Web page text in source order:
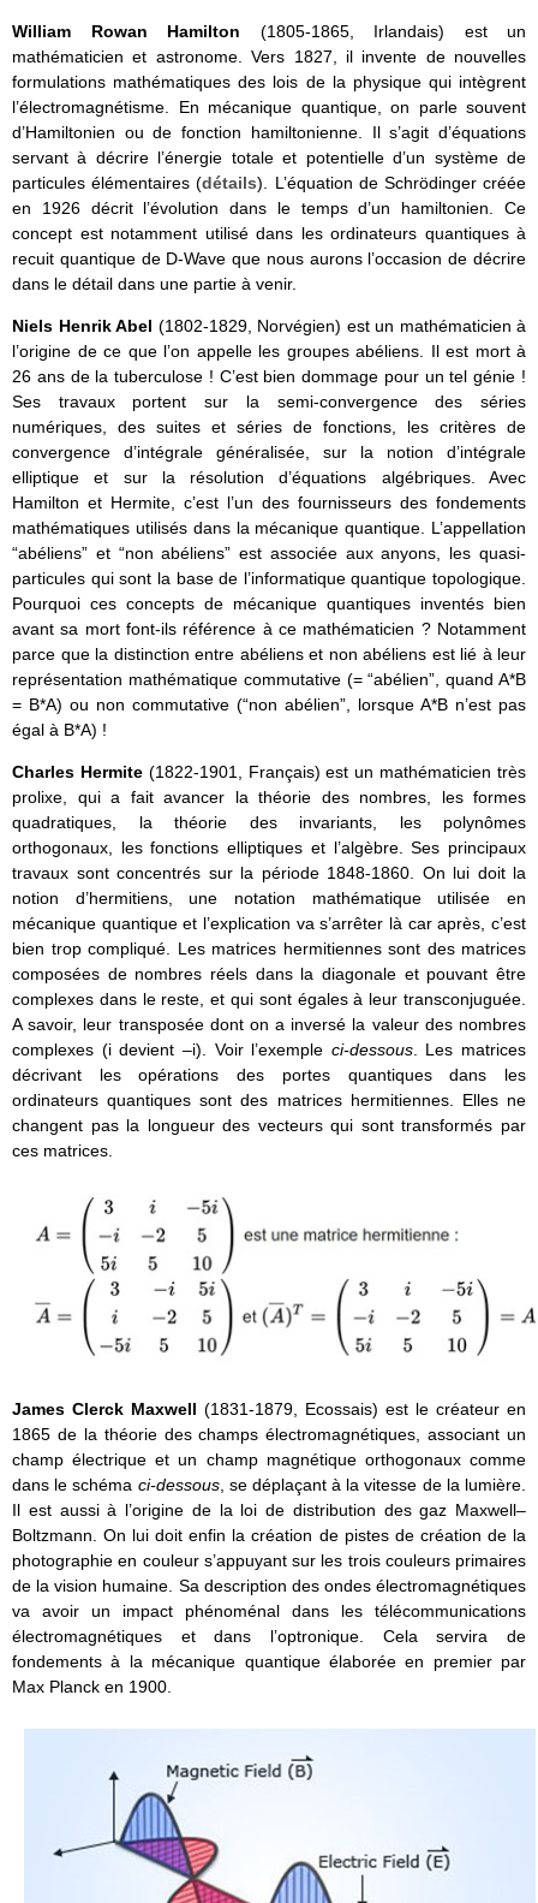
William Rowan Hamilton (1805-1865, Irlandais) est un
mathématicien et astronome. Vers 1827, il invente de nouvelles
formulations mathématiques des lois de la physique qui intègrent
l’électromagnétisme. En mécanique quantique, on parle souvent
d’Hamiltonien ou de fonction hamiltonienne. Il s’agit d’équations
servant à décrire l’énergie totale et potentielle d’un système de
particules élémentaires (détails). L’équation de Schrödinger créée
en 1926 décrit l’évolution dans le temps d’un hamiltonien. Ce
concept est notamment utilisé dans les ordinateurs quantiques à
recuit quantique de D-Wave que nous aurons l’occasion de décrire
dans le détail dans une partie à venir.
Niels Henrik Abel (1802-1829, Norvégien) est un mathématicien à
l’origine de ce que l’on appelle les groupes abéliens. Il est mort à
26 ans de la tuberculose ! C’est bien dommage pour un tel génie !
Ses travaux portent sur la semi-convergence des séries
numériques, des suites et séries de fonctions, les critères de
convergence d’intégrale généralisée, sur la notion d’intégrale
elliptique et sur la résolution d’équations algébriques. Avec
Hamilton et Hermite, c’est l’un des fournisseurs des fondements
mathématiques utilisés dans la mécanique quantique. L’appellation
“abéliens” et “non abéliens” est associée aux anyons, les quasi-
particules qui sont la base de l’informatique quantique topologique.
Pourquoi ces concepts de mécanique quantiques inventés bien
avant sa mort font-ils référence à ce mathématicien ? Notamment
parce que la distinction entre abéliens et non abéliens est lié à leur
représentation mathématique commutative (= “abélien”, quand A*B
= B*A) ou non commutative (“non abélien”, lorsque A*B n’est pas
égal à B*A) !
Charles Hermite (1822-1901, Français) est un mathématicien très
prolixe, qui a fait avancer la théorie des nombres, les formes
quadratiques, la théorie des invariants, les polynômes
orthogonaux, les fonctions elliptiques et l’algèbre. Ses principaux
travaux sont concentrés sur la période 1848-1860. On lui doit la
notion d’hermitiens, une notation mathématique utilisée en
mécanique quantique et l’explication va s’arrêter là car après, c’est
bien trop compliqué. Les matrices hermitiennes sont des matrices
composées de nombres réels dans la diagonale et pouvant être
complexes dans le reste, et qui sont égales à leur transconjuguée.
A savoir, leur transposée dont on a inversé la valeur des nombres
complexes (i devient –i). Voir l’exemple ci-dessous. Les matrices
décrivant les opérations des portes quantiques dans les
ordinateurs quantiques sont des matrices hermitiennes. Elles ne
changent pas la longueur des vecteurs qui sont transformés par
ces matrices.
James Clerck Maxwell (1831-1879, Ecossais) est le créateur en
1865 de la théorie des champs électromagnétiques, associant un
champ électrique et un champ magnétique orthogonaux comme
dans le schéma ci-dessous, se déplaçant à la vitesse de la lumière.
Il est aussi à l’origine de la loi de distribution des gaz Maxwell–
Boltzmann. On lui doit enfin la création de pistes de création de la
photographie en couleur s’appuyant sur les trois couleurs primaires
de la vision humaine. Sa description des ondes électromagnétiques
va avoir un impact phénoménal dans les télécommunications
électromagnétiques et dans l’optronique. Cela servira de
fondements à la mécanique quantique élaborée en premier par
Max Planck en 1900.